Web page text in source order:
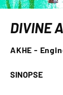
DIVINE
AKHE -
SINOPSE